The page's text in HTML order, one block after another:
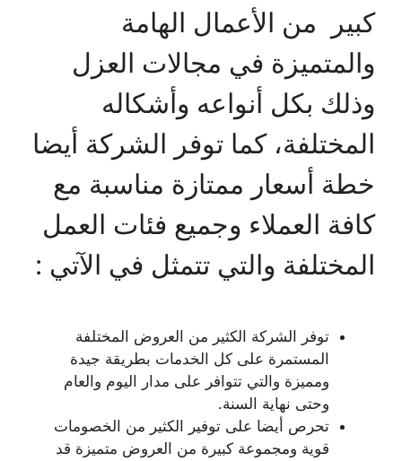
كبير من الأعمال الهامة
والمتميزة في مجالات العزل
وذلك بكل أنواعه وأشكاله
المختلفة، كما توفر الشركة أيضا
خطة أسعار ممتازة مناسبة مع
كافة العملاء وجميع فئات العمل
المختلفة والتي تتمثل في الآتي :
توفر الشركة الكثير من العروض المختلفة
المستمرة على كل الخدمات بطريقة جيدة
ومميزة والتي تتوافر على مدار اليوم والعام
وحتى نهاية السنة.
تحرص أيضا على توفير الكثير من الخصومات
قوية ومجموعة كبيرة من العروض متميزة قد